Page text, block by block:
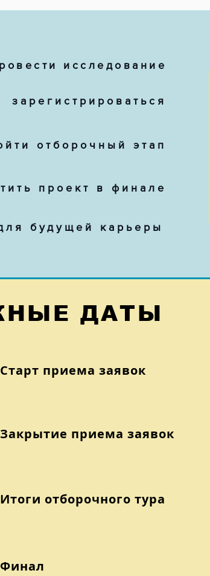
исследование
зарегистрироваться
отборочный этап
проект в финале
будущей карьеры
ДАТЫ
Старт приема заявок
Закрытие приема заявок
Итоги отборочного тура
Финал